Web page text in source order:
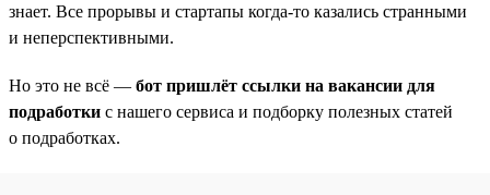
знает. Все прорывы и стартапы когда-то казались странными
и неперспективными.
Но это не всё — бот пришлёт ссылки на вакансии для
подработки с нашего сервиса и подборку полезных статей
о подработках.